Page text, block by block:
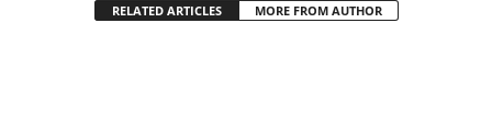
RELATED ARTICLES MORE FROM AUTHOR